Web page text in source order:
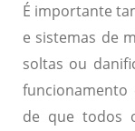
É importante
e sistemas de
soltas ou
funcionamento
de que todos